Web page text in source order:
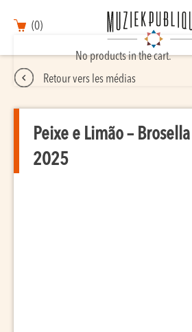
(0)
No products in the cart.
Retour vers les médias
Peixe e Limão –
2025